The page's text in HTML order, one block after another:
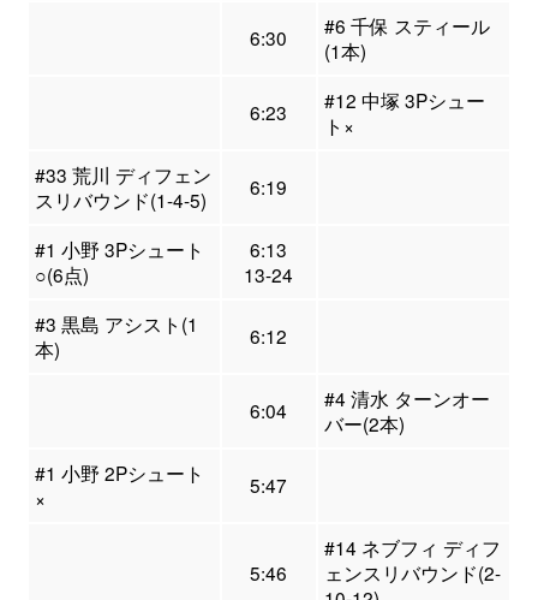
6:30
#6 千保 スティール
(1本)
6:23
#12 中塚 3Pシュー
ト×
#33 荒川 ディフェン
スリバウンド(1-4-5)
6:19
#1 小野 3Pシュート
○(6点)
6:13
13-24
#3 黒島 アシスト(1
本)
6:12
6:04
#4 清水 ターンオー
バー(2本)
#1 小野 2Pシュート
×
5:47
5:46
#14 ネブフィ ディフ
ェンスリバウンド(2-